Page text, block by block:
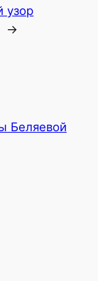
узор
→
Беляевой